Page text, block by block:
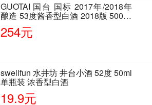
GUOTAI 国台 国标 2017年/2018年
酿造 53度酱香型白酒 2018版 500ml
单瓶装
254元
swellfun 水井坊 井台小酒 52度 50ml
单瓶装 浓香型白酒
19.9元